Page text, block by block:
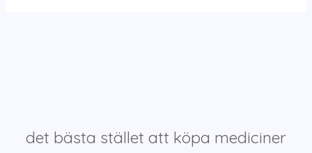
det bästa stället att köpa mediciner